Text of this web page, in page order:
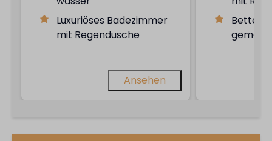
Luxuriöses Badezimmer
mit Regendusche
Ansehen
Betten